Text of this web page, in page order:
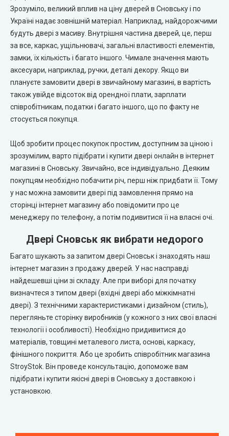
City Line Express
Syndicate Doors (Сіндікат Дорс)
Gorgania (Горганія)
Verto (Верто)
EcoDoors (Екодорс)
Зрозуміло, великий вплив на ціну дверей в Сновську і по
Україні надає зовнішній матеріал. Наприклад, найдорожчими
будуть двері з масиву. Внутрішня частина дверей, це, перш
за все, каркас, ущільнювачі, загальні властивості елементів,
замки, їх кількість і багато іншого. Чимале значення мають
аксесуари, наприклад, ручки, деталі декору. Якщо ви
плануєте замовити двері в звичайному магазині, в вартість
також увійде відсоток від орендної плати, зарплати
співробітникам, податки і багато іншого, що по факту не
стосується покупця.
Щоб зробити процес покупок простим, доступним за ціною і
зрозумілим, варто підібрати і купити двері онлайн в інтернет
магазині в Сновську. Звичайно, все індивідуально. Деяким
покупцям необхідно побачити річ, перш ніж придбати її. Тому
у нас можна замовити двері під замовлення прямо на
сторінці інтернет магазину або повідомити про це
менеджеру по телефону, а потім подивитися її на власні очі.
Двері Сновськ як вибрати недорого
Багато шукають за запитом двері Сновськ і знаходять наш
інтернет магазин з продажу дверей. У нас насправді
найдешевші ціни зі складу. Але при виборі для початку
визначтеся з типом двері (вхідні двері або міжкімнатні
двері). З технічними характеристиками і дизайном (стиль),
перегляньте сторінку виробників (у кожного з них свої власні
технології і особливості). Необхідно придивитися до
матеріалів, товщині металевого листа, основі, каркасу,
фінішного покриття. Або це зробить співробітник магазина
StroyStok. Він проведе консультацію, допоможе вам
підібрати і купити якісні двері в Сновську з доставкою і
установкою.